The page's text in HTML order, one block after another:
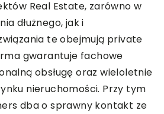
Real Estate, zarówno w
dłużnego, jak i
te obejmują private
gwarantuje fachowe
obsługę oraz wieloletnie
nieruchomości. Przy tym
dba o sprawny kontakt ze